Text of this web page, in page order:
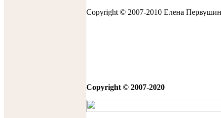
Copyright © 2007-2010 Еленa
Copyright © 2007-2020